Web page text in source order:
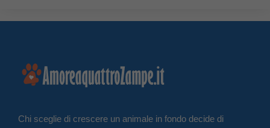
Chi sceglie di crescere un animale in fondo decide di